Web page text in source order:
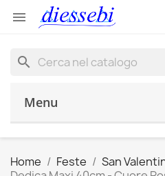

search
Menu
Home Feste San